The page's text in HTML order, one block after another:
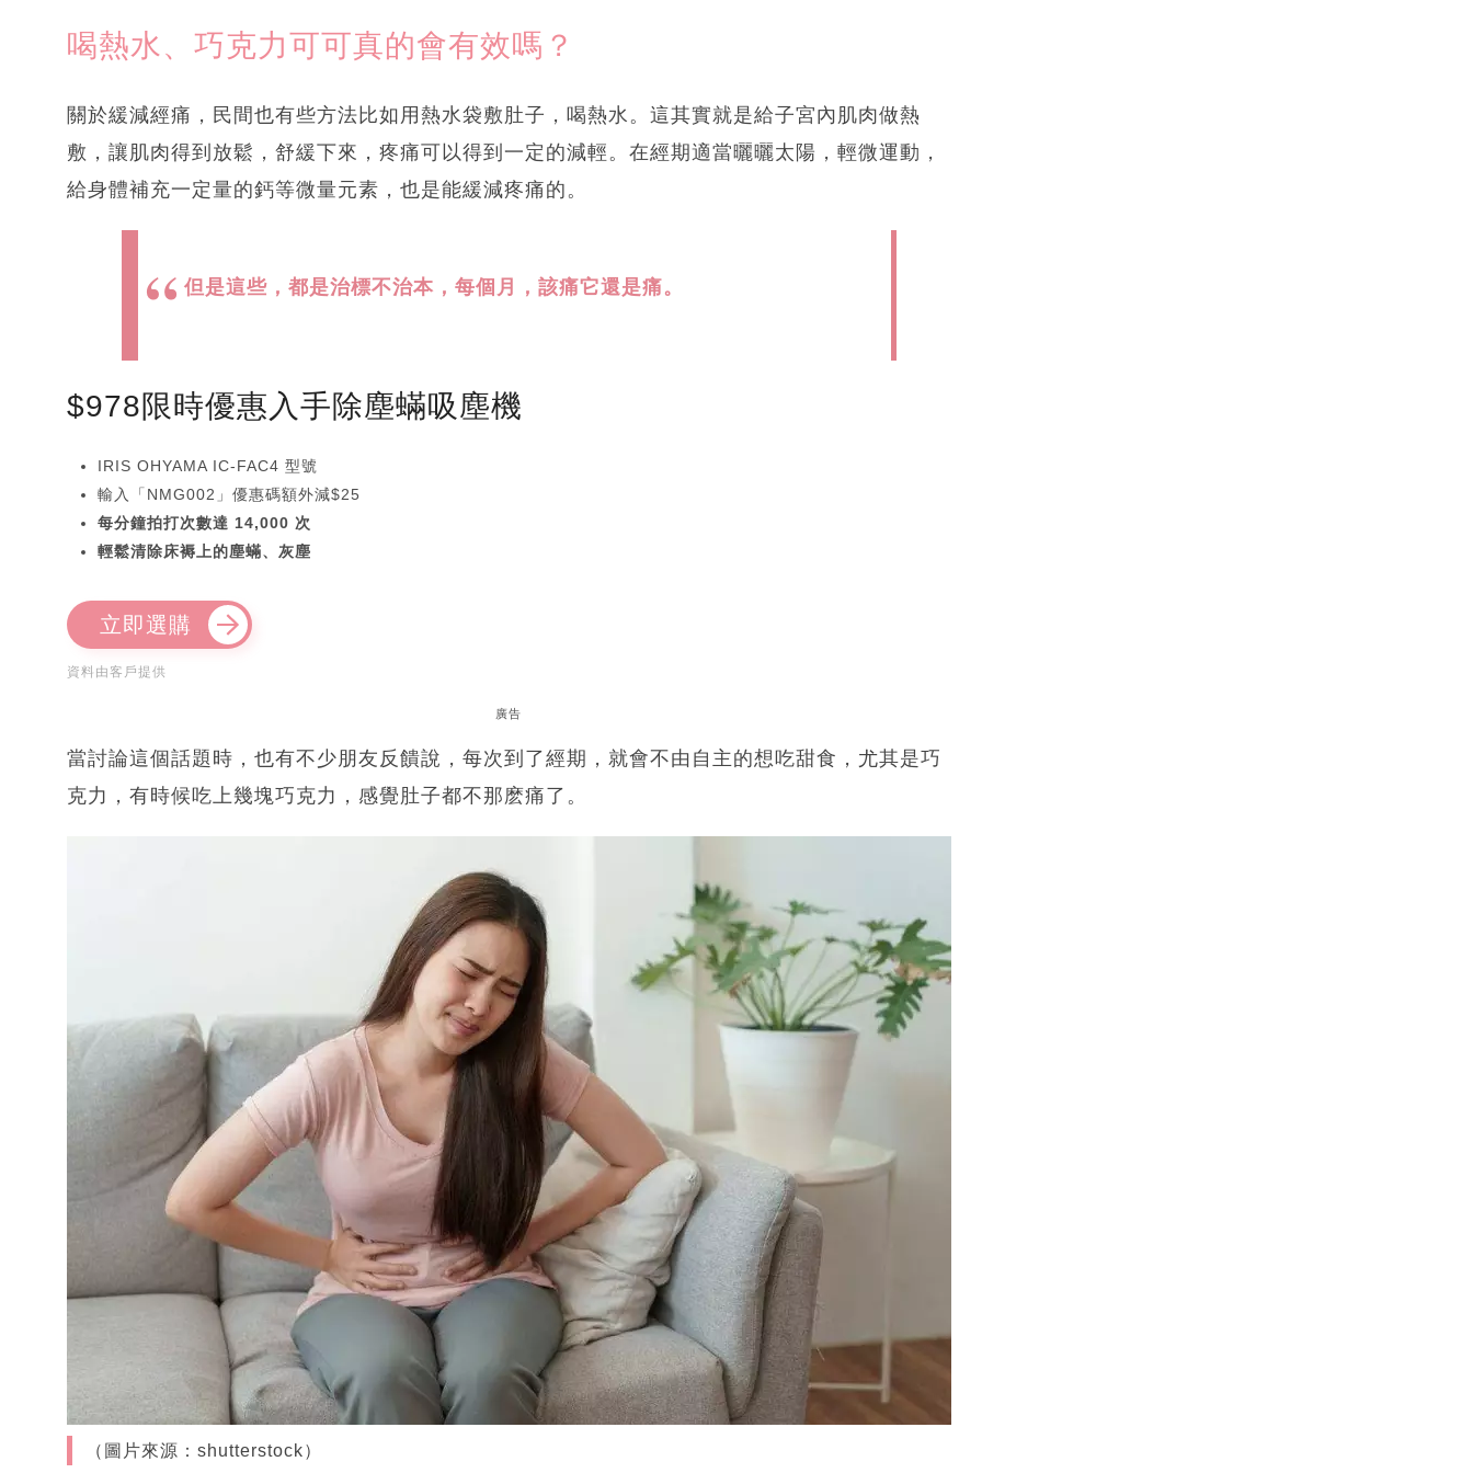
喝熱水、巧克力可可真的會有效嗎？
關於緩減經痛，民間也有些方法比如用熱水袋敷肚子，喝熱水。這其實就是給子宮內肌肉做熱
敷，讓肌肉得到放鬆，舒緩下來，疼痛可以得到一定的減輕。在經期適當曬曬太陽，輕微運動，
給身體補充一定量的鈣等微量元素，也是能緩減疼痛的。
但是這些，都是治標不治本，每個月，該痛它還是痛。
$978限時優惠入手除塵蟎吸塵機
IRIS OHYAMA IC-FAC4 型號
輸入「NMG002」優惠碼額外減$25
每分鐘拍打次數達 14,000 次
輕鬆清除床褥上的塵蟎、灰塵
立即選購
資料由客戶提供
廣告
當討論這個話題時，也有不少朋友反饋說，每次到了經期，就會不由自主的想吃甜食，尤其是巧
克力，有時候吃上幾塊巧克力，感覺肚子都不那麽痛了。
（圖片來源：shutterstock）